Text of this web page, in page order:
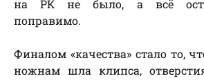
на РК не было, а всё
поправимо.
Финалом «качества» стало то,
ножнам шла клипса,